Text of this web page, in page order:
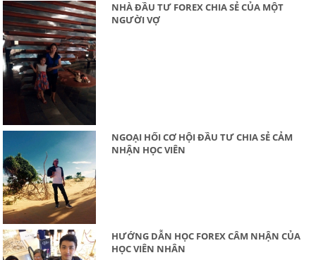
NHÀ ĐẦU TƯ FOREX CHIA SẺ CỦA MỘT
NGƯỜI VỢ
NGOẠI HỐI CƠ HỘI ĐẦU TƯ CHIA SẺ CẢM
NHẬN HỌC VIÊN
HƯỚNG DẪN HỌC FOREX CÂM NHẬN CỦA
HỌC VIÊN NHÂN